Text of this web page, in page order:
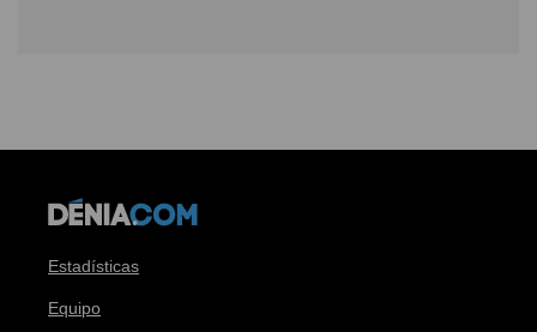
Estadísticas
Equipo